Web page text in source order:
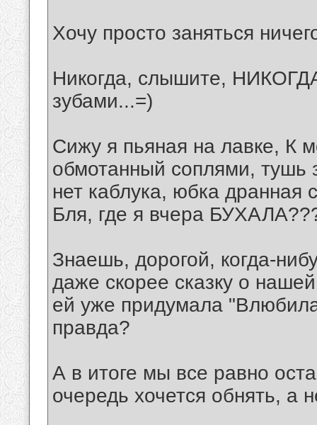
Хочу просто заняться
Никогда, слышите,
зубами...=)
Сижу я пьяная на лавке, К
обмотанный соплями, тушь
нет каблука, юбка дранная
Бля, где я вчера
Знаешь, дорогой, когда-
даже скорее сказку о
ей уже придумала
правда?
А в итоге мы все равно
очередь хочется обнять, а